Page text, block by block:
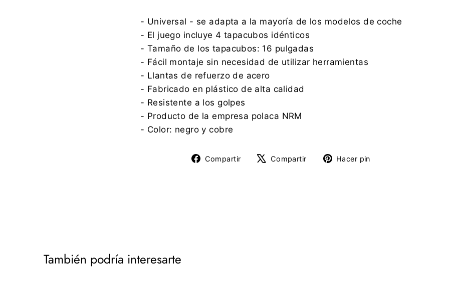
- Universal - se adapta a la mayoría de los modelos de coche
- El juego incluye 4 tapacubos idénticos
- Tamaño de los tapacubos: 16 pulgadas
- Fácil montaje sin necesidad de utilizar herramientas
- Llantas de refuerzo de acero
- Fabricado en plástico de alta calidad
- Resistente a los golpes
- Producto de la empresa polaca NRM
- Color: negro y cobre
Compartir
Compartir
Compartir
TuitearHacer pin
También podría interesarte